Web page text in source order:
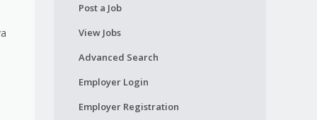
Post a Job
View Jobs
Advanced Search
Employer Login
Employer Registration